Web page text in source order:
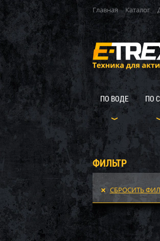
Главная Каталог
ПО ВОДЕ ПО
ФИЛЬТР
СБРОСИТЬ